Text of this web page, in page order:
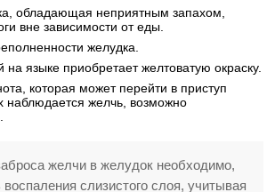
обладающая неприятным запахом,
вне зависимости от еды.
желудка.
на языке приобретает желтоватую окраску.
которая может перейти в приступ
наблюдается желчь, возможно
желчи в желудок необходимо,
слизистого слоя, учитывая